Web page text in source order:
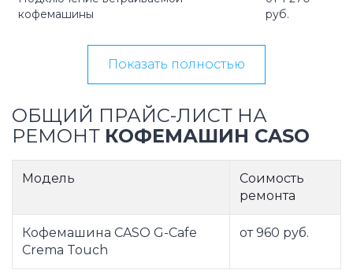
кофемашины
руб.
Показать полностью
ОБЩИЙ ПРАЙС-ЛИСТ НА
РЕМОНТ КОФЕМАШИН CASO
Модель
Соимость
ремонта
Кофемашина CASO G-Cafe
Crema Touch
от 960 руб.